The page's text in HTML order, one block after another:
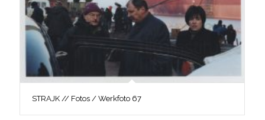
STRAJK // Fotos / Werkfoto 67